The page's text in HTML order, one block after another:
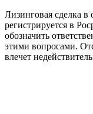
Лизинговая сделка
регистрируется в
обозначить
этими вопросами.
влечет